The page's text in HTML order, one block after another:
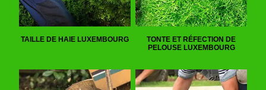
TAILLE DE HAIE LUXEMBOURG
TONTE ET RÉFECTION DE
PELOUSE LUXEMBOURG